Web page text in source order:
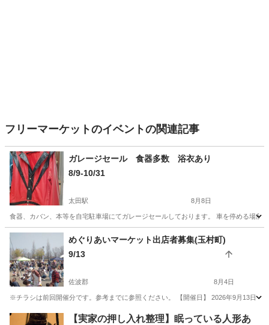
フリーマーケットのイベントの関連記事
ガレージセール 食器多数 浴衣あり
8/9-10/31
太田駅 8月8日
食器、カバン、本等を自宅駐車場にてガレージセールしております。 車を停める場
群馬 太田市 太田駅 フリーマーケット ガレージ
めぐりあいマーケット出店者募集(玉村町)
9/13
佐波郡 8月4日
※チラシは前回開催分です。参考までに参照ください。 【開催日】 2026
群馬 佐波郡 フリーマーケット パフォーマンス
【実家の押し入れ整理】眠っている人形あ